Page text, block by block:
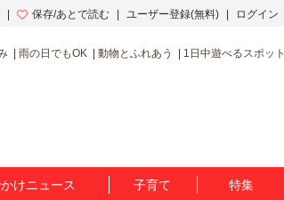
保存/あとで読む ユーザー登録(無料) ログイン
雨の日でもOK 動物とふれあう 1日中遊べるスポット
けニュース 子育て 特集